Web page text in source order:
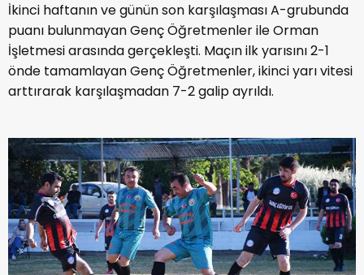
İkinci haftanın ve günün son karşılaşması A-grubunda
puanı bulunmayan Genç Öğretmenler ile Orman
İşletmesi arasında gerçekleşti. Maçın ilk yarısını 2-1
önde tamamlayan Genç Öğretmenler, ikinci yarı vitesi
arttırarak karşılaşmadan 7-2 galip ayrıldı.